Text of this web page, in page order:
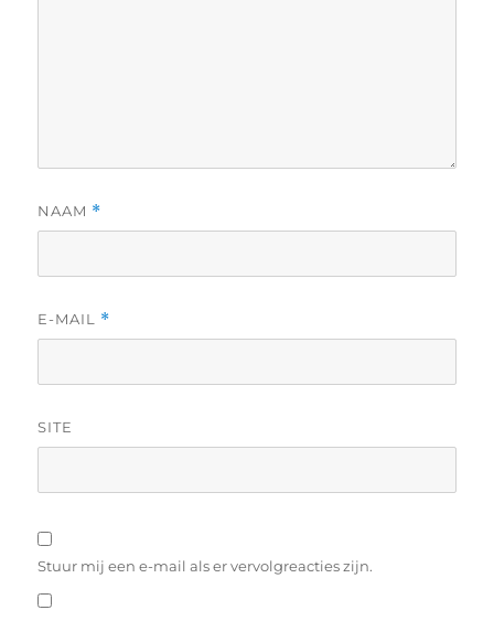
NAAM *
E-MAIL *
SITE
Stuur mij een e-mail als er vervolgreacties zijn.